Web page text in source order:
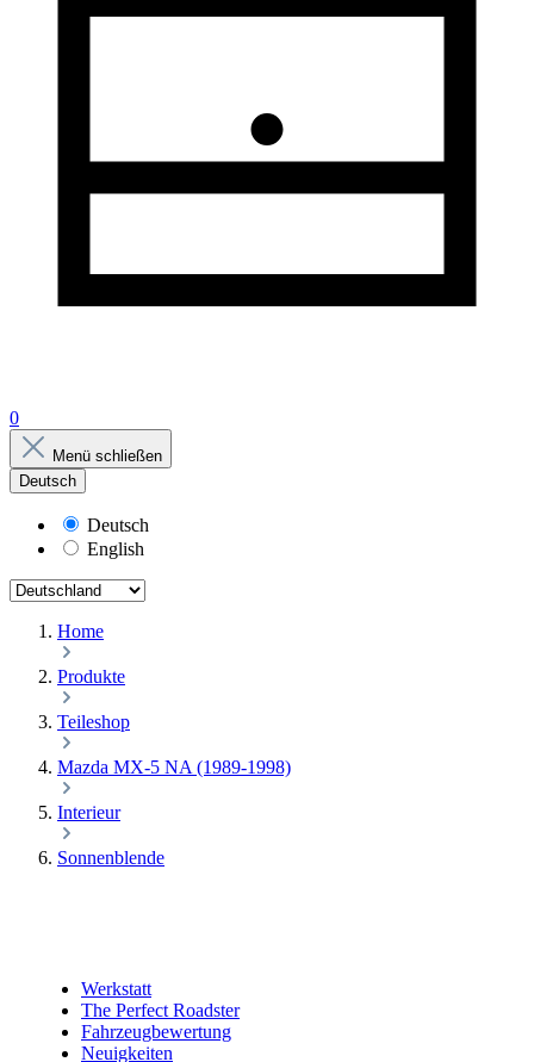
0
Menü schließen
Deutsch
Deutsch
English
Home
Produkte
Teileshop
Mazda MX-5 NA (1989-1998)
Interieur
Sonnenblende
Werkstatt
The Perfect Roadster
Fahrzeugbewertung
Neuigkeiten